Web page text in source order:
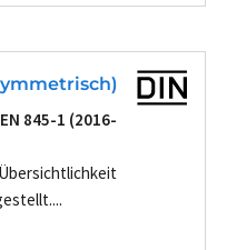
845-1 (2016-
Übersichtlichkeit